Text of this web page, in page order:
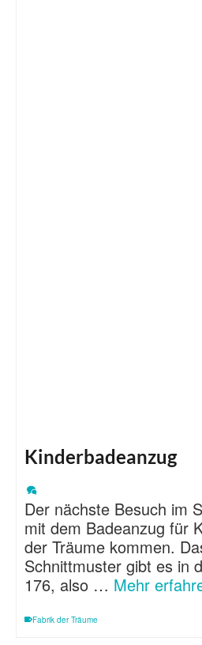
Kinderbadeanzug
Der nächste Besuch im
mit dem Badeanzug für
der Träume kommen.
Schnittmuster gibt es in
176, also … Mehr
Fabrik der Träume